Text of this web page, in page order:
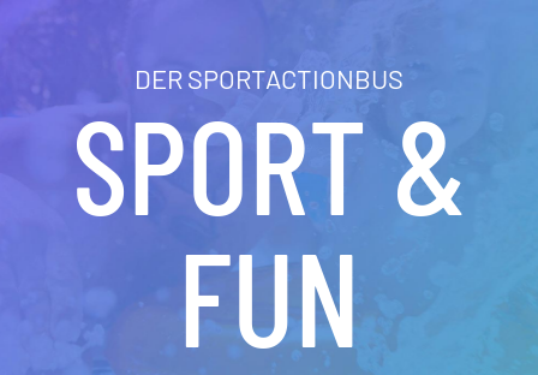
DER SPORTACTIONBUS
SPORT &
FUN